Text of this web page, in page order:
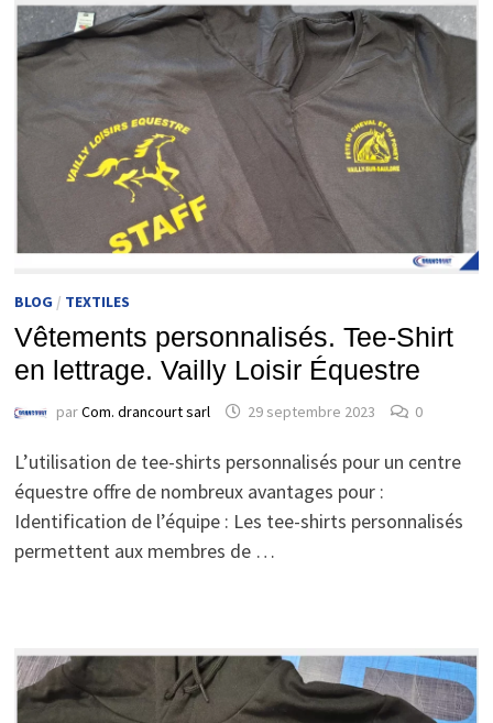
BLOG / TEXTILES
Vêtements personnalisés. Tee-Shirt
en lettrage. Vailly Loisir Équestre
parCom. drancourt sarl 29 septembre 2023 0
L’utilisation de tee-shirts personnalisés pour un centre
équestre offre de nombreux avantages pour :
Identification de l’équipe : Les tee-shirts personnalisés
permettent aux membres de …